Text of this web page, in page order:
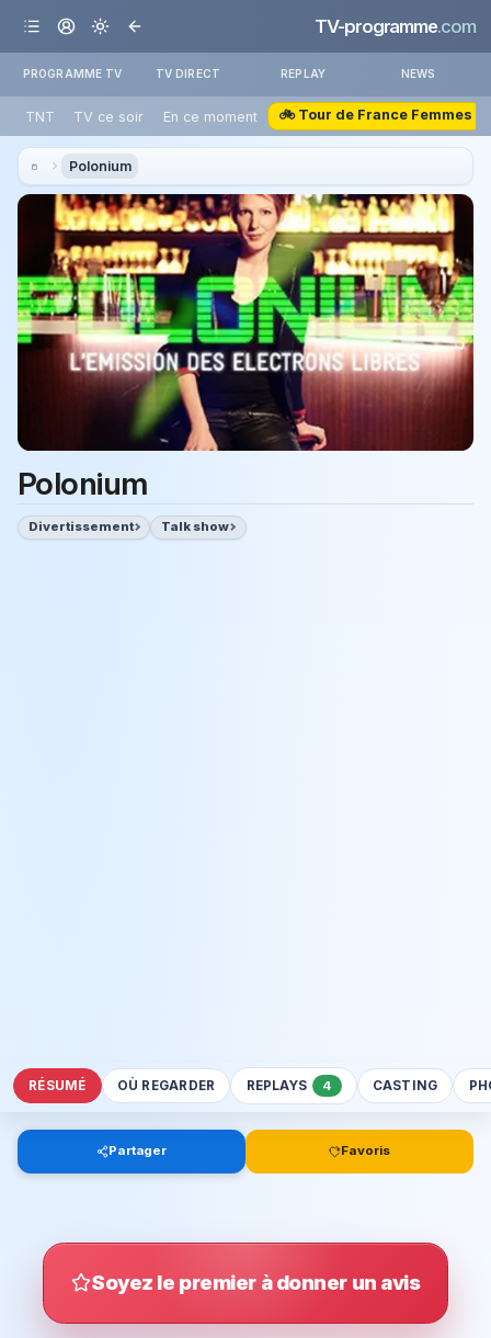
TV-programme.com
PROGRAMME TV TV DIRECT REPLAY NEWS
TNT TV ce soir En ce moment 🚲 Tour de France Femmes
Polonium
Polonium
Divertissement Talk show
RÉSUMÉ OÙ REGARDER REPLAYS 4 CASTING
Partager Favoris
Soyez le premier à donner un avis